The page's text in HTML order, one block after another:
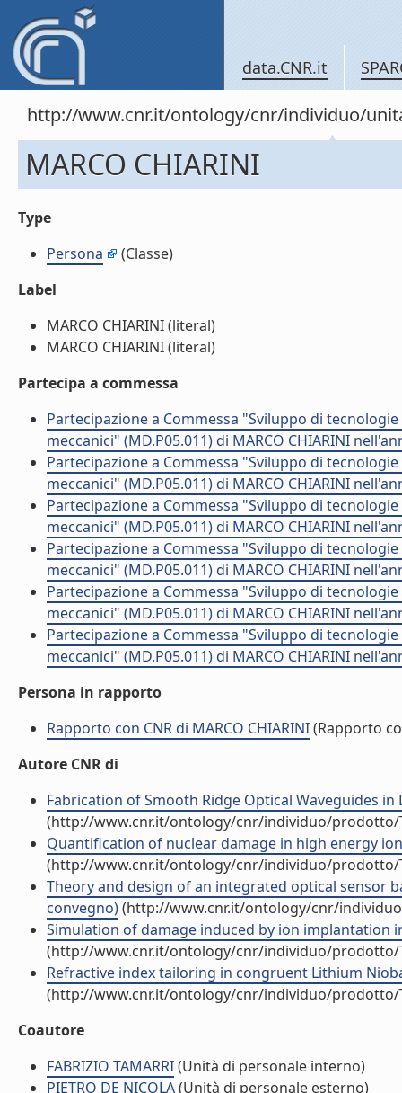
data.CNR.it
http://www.cnr.it/ontology/cnr/individuo/
MARCO CHIARINI
Type
Persona
(Classe)
Label
MARCO CHIARINI (literal)
MARCO CHIARINI (literal)
Partecipa a commessa
Partecipazione a Commessa "Sviluppo di
meccanici" (MD.P05.011) di MARCO CHIARINI
Partecipazione a Commessa "Sviluppo di
meccanici" (MD.P05.011) di MARCO CHIARINI
Partecipazione a Commessa "Sviluppo di
meccanici" (MD.P05.011) di MARCO CHIARINI
Partecipazione a Commessa "Sviluppo di
meccanici" (MD.P05.011) di MARCO CHIARINI
Partecipazione a Commessa "Sviluppo di
meccanici" (MD.P05.011) di MARCO CHIARINI
Partecipazione a Commessa "Sviluppo di
meccanici" (MD.P05.011) di MARCO CHIARINI
Persona in rapporto
Rapporto con CNR di MARCO CHIARINI(Rapporto
Autore CNR di
Fabrication of Smooth Ridge Optical Waveguides
(http://www.cnr.it/ontology/cnr/individuo/prodotto/
Quantification of nuclear damage in high energy
(http://www.cnr.it/ontology/cnr/individuo/prodotto/
Theory and design of an integrated optical sensor
convegno)(http://www.cnr.it/ontology/cnr/
Simulation of damage induced by ion implantation
(http://www.cnr.it/ontology/cnr/individuo/prodotto/
Refractive index tailoring in congruent Lithium
(http://www.cnr.it/ontology/cnr/individuo/prodotto/
Coautore
FABRIZIO TAMARRI(Unità di personale interno)
PIETRO DE NICOLA(Unità di personale esterno)